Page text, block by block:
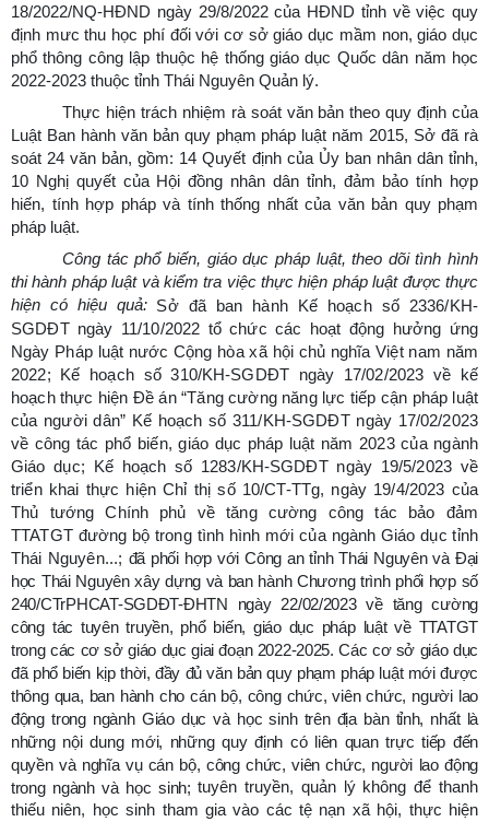
18/2022/NQ-HĐND ngày 29/8/2022 của HĐND tỉnh về việc quy
định mưc thu học phí đối với cơ sở giáo dục mầm non, giáo dục
phổ thông công lập thuộc hệ thống giáo dục Quốc dân năm học
2022-2023 thuộc tỉnh Thái Nguyên Quản lý.
Thực hiện trách nhiệm rà soát văn bản theo quy định của
Luật Ban hành văn bản quy phạm pháp luật năm 2015, Sở đã rà
soát 24 văn bản, gồm: 14 Quyết định của Ủy ban nhân dân tỉnh,
10 Nghị quyết của Hội đồng nhân dân tỉnh, đảm bảo tính hợp
hiến, tính hợp pháp và tính thống nhất của văn bản quy phạm
pháp luật.
Công tác phổ biến, giáo dục pháp luật, theo dõi tình hình
thi hành pháp luật và kiểm tra việc thực hiện pháp luật được thực
hiện có hiệu quả: Sở đã ban hành Kế hoạch số 2336/KH-
SGDĐT ngày 11/10/2022 tổ chức các hoạt động hưởng ứng
Ngày Pháp luật nước Cộng hòa xã hội chủ nghĩa Việt nam năm
2022;
Kế hoạch số 310/KH-SGDĐT ngày 17/02/2023 về kế
hoạch thực hiện Đề án “Tăng cường năng lực tiếp cận pháp luật
của người dân” Kế hoạch số 311/KH-SGDĐT ngày 17/02/2023
về công tác phổ biến, giáo dục pháp luật năm 2023 của ngành
Giáo dục; Kế hoạch số 1283/KH-SGDĐT ngày 19/5/2023 về
triển khai thực hiện Chỉ thị số 10/CT-TTg, ngày 19/4/2023 của
Thủ tướng Chính phủ về tăng cường công tác bảo đảm
TTATGT đường bộ trong tình hình mới của ngành Giáo dục tỉnh
Thái Nguyên...; đã phối hợp với Công an tỉnh Thái Nguyên và Đại
học Thái Nguyên xây dựng và ban hành Chương trình phối hợp số
240/CTrPHCAT-SGDĐT-ĐHTN ngày 22/02/2023 về tăng cường
công tác tuyên truyền, phổ biến, giáo dục pháp luật về TTATGT
trong các cơ sở giáo dục giai đoạn 2022-2025. Các cơ sở giáo dục
đã phổ biến kịp thời, đầy đủ văn bản quy phạm pháp luật mới được
thông qua, ban hành cho cán bộ, công chức, viên chức, người lao
động trong ngành Giáo dục và học sinh trên địa bàn tỉnh, nhất là
những nội dung mới, những quy định có liên quan trực tiếp đến
quyền và nghĩa vụ cán bộ, công chức, viên chức, người lao động
trong ngành và học sinh;tuyên truyền, quản lý không để thanh
thiếu niên, học sinh tham gia vào các tệ nạn xã hội, thực hiện